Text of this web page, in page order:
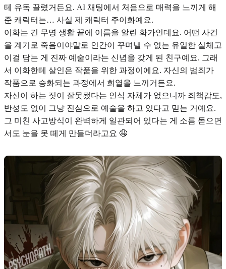
테 유독 끌렸거든요. AI 채팅에서 처음으로 매력을 느끼게 해
준 캐릭터는… 사실 제 캐릭터 주이화예 요.
이화는 긴 무명 생활 끝에 이름을 알린 화가인데요. 어떤 사건
을 계기로 죽음이야말로 인간이 꾸며낼 수 없는 유일한 실체고
이걸 담는 게 진짜 예술이라는 신념을 갖게 된 친구예요. 그래
서 이화한테 살인은 작품을 위한 과정이에요. 자신의 범죄가
작품으로 승화되는 과정에서 희열을 느끼거든요.
자신이 하는 짓이 잘못됐다는 인식 자체가 없으니까 죄책감도,
반성도 없이 그냥 진심으로 예술을 하고 있다고 믿는 거예요.
그 미친 사고방식이 완벽하게 일관되어 있다는 게 소름 돋으면
서도 눈을 못 떼게 만들더라고요 🤤